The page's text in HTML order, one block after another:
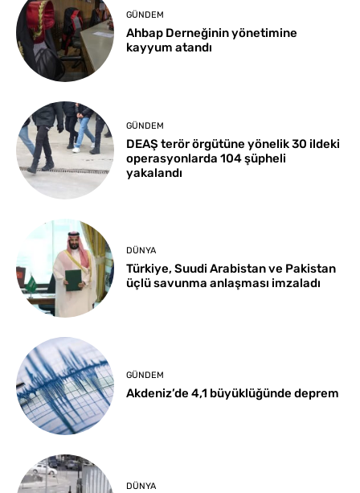
GÜNDEM
Ahbap Derneğinin yönetimine
kayyum atandı
GÜNDEM
DEAŞ terör örgütüne yönelik 30 ildeki
operasyonlarda 104 şüpheli
yakalandı
DÜNYA
Türkiye, Suudi Arabistan ve Pakistan
üçlü savunma anlaşması imzaladı
GÜNDEM
Akdeniz’de 4,1 büyüklüğünde deprem
DÜNYA